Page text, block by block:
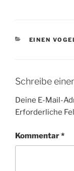
EINEN
Schreibe
Deine E-Mail-
Erforderliche
Kommentar*